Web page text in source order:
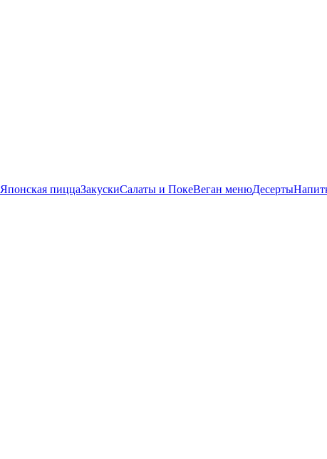
Японская пиццаЗакускиСалаты и ПокеВеган менюДесерты